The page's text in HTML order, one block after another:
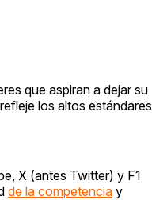
que aspiran a dejar su
los altos estándares
X (antes Twitter) y F1
de la competencia y